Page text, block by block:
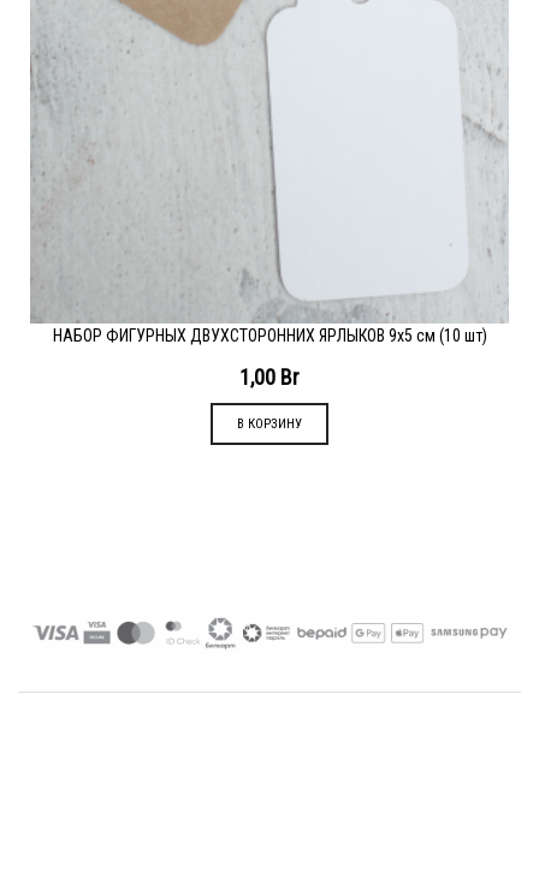
НАБОР ФИГУРНЫХ ДВУХСТОРОННИХ ЯРЛЫКОВ 9х5 см (10 шт)
1,00 Br
В КОРЗИНУ